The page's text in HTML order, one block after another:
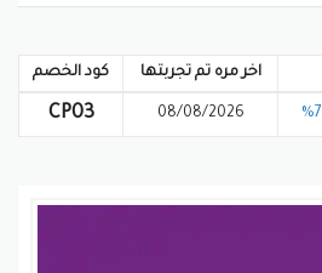
فيسبوك تويتر
اخر مره تم تجربتها كود الخصم
08/08/2026
CP03